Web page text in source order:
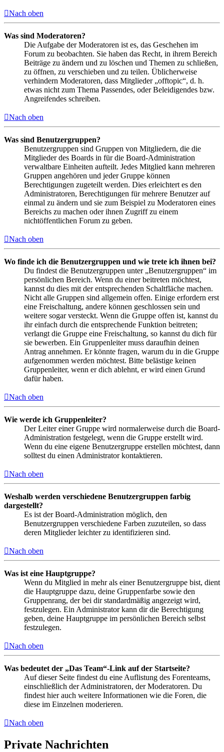
Nach oben
Was sind Moderatoren?
Die Aufgabe der Moderatoren ist es, das Geschehen im
Forum zu beobachten. Sie haben das Recht, in ihrem Bereich
Beiträge zu ändern und zu löschen und Themen zu schließen,
zu öffnen, zu verschieben und zu teilen. Üblicherweise
verhindern Moderatoren, dass Mitglieder „offtopic“, d. h.
etwas nicht zum Thema Passendes, oder Beleidigendes bzw.
Angreifendes schreiben.
Nach oben
Was sind Benutzergruppen?
Benutzergruppen sind Gruppen von Mitgliedern, die die
Mitglieder des Boards in für die Board-Administration
verwaltbare Einheiten aufteilt. Jedes Mitglied kann mehreren
Gruppen angehören und jeder Gruppe können
Berechtigungen zugeteilt werden. Dies erleichtert es den
Administratoren, Berechtigungen für mehrere Benutzer auf
einmal zu ändern und sie zum Beispiel zu Moderatoren eines
Bereichs zu machen oder ihnen Zugriff zu einem
nichtöffentlichen Forum zu geben.
Nach oben
Wo finde ich die Benutzergruppen und wie trete ich ihnen bei?
Du findest die Benutzergruppen unter „Benutzergruppen“ im
persönlichen Bereich. Wenn du einer beitreten möchtest,
kannst du dies mit der entsprechenden Schaltfläche machen.
Nicht alle Gruppen sind allgemein offen. Einige erfordern erst
eine Freischaltung, andere können geschlossen sein und
weitere sogar versteckt. Wenn die Gruppe offen ist, kannst du
ihr einfach durch die entsprechende Funktion beitreten;
verlangt die Gruppe eine Freischaltung, so kannst du dich für
sie bewerben. Ein Gruppenleiter muss daraufhin deinen
Antrag annehmen. Er könnte fragen, warum du in die Gruppe
aufgenommen werden möchtest. Bitte belästige keinen
Gruppenleiter, wenn er dich ablehnt, er wird einen Grund
dafür haben.
Nach oben
Wie werde ich Gruppenleiter?
Der Leiter einer Gruppe wird normalerweise durch die Board-
Administration festgelegt, wenn die Gruppe erstellt wird.
Wenn du eine eigene Benutzergruppe erstellen möchtest, dann
solltest du einen Administrator kontaktieren.
Nach oben
Weshalb werden verschiedene Benutzergruppen farbig
dargestellt?
Es ist der Board-Administration möglich, den
Benutzergruppen verschiedene Farben zuzuteilen, so dass
deren Mitglieder leichter zu identifizieren sind.
Nach oben
Was ist eine Hauptgruppe?
Wenn du Mitglied in mehr als einer Benutzergruppe bist, dient
die Hauptgruppe dazu, deine Gruppenfarbe sowie den
Gruppenrang, der bei dir standardmäßig angezeigt wird,
festzulegen. Ein Administrator kann dir die Berechtigung
geben, deine Hauptgruppe im persönlichen Bereich selbst
festzulegen.
Nach oben
Was bedeutet der „Das Team“-Link auf der Startseite?
Auf dieser Seite findest du eine Auflistung des Forenteams,
einschließlich der Administratoren, der Moderatoren. Du
findest hier auch weitere Informationen wie die Foren, die
diese im Einzelnen moderieren.
Nach oben
Private Nachrichten